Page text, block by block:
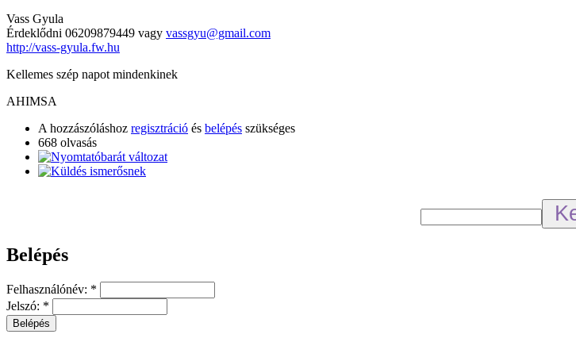
Vass Gyula
Érdeklődni 06209879449 vagy vassgyu@gmail.com
http://vass-gyula.fw.hu
Kellemes szép napot mindenkinek
AHIMSA
A hozzászóláshoz regisztráció és belépés szükséges
668 olvasás
Belépés
Felhasználónév: *
Jelszó: *